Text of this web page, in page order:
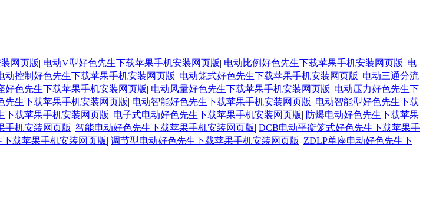
网页版| 电动V型好色先生下载苹果手机安装网页版| 电动比例好色先生下载苹果手机安装网页版| 电
动控制好色先生下载苹果手机安装网页版| 电动笼式好色先生下载苹果手机安装网页版| 电动三通分流
好色先生下载苹果手机安装网页版| 电动风量好色先生下载苹果手机安装网页版| 电动压力好色先生下
先生下载苹果手机安装网页版| 电动智能好色先生下载苹果手机安装网页版| 电动智能型好色先生下载
下载苹果手机安装网页版| 电子式电动好色先生下载苹果手机安装网页版| 防爆电动好色先生下载苹果
手机安装网页版| 智能电动好色先生下载苹果手机安装网页版| DCB电动平衡笼式好色先生下载苹果手
载苹果手机安装网页版| 调节型电动好色先生下载苹果手机安装网页版| ZDLP单座电动好色先生下